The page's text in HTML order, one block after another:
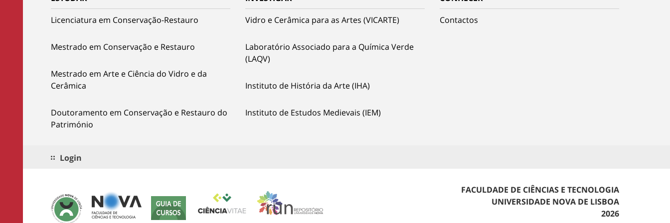
Licenciatura em Conservação-Restauro
Mestrado em Conservação e Restauro
Mestrado em Arte e Ciência do Vidro e da
Cerâmica
Doutoramento em Conservação e Restauro do
Património
Vidro e Cerâmica para as Artes (VICARTE)
Laboratório Associado para a Química Verde
(LAQV)
Instituto de História da Arte (IHA)
Instituto de Estudos Medievais (IEM)
Contactos
Login
FACULDADE DE CIÊNCIAS E TECNOLOGIA
UNIVERSIDADE NOVA DE LISBOA
2026